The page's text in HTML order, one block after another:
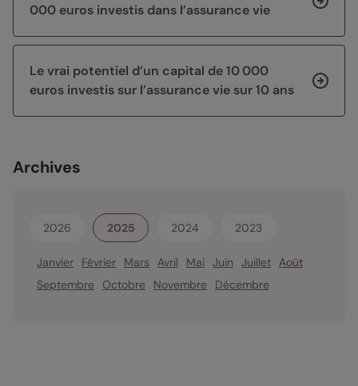
000 euros investis dans l’assurance vie
Le vrai potentiel d’un capital de 10 000
euros investis sur l’assurance vie sur 10 ans
Archives
2026 2025 2024 2023
Janvier Février Mars Avril Mai Juin Juillet Août
Septembre
Octobre Novembre Décembre